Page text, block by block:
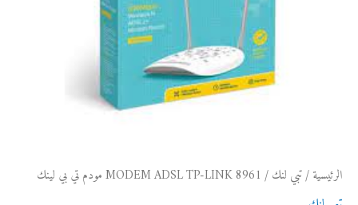
الرئيسية/تبي لنك/ MODEM ADSL TP-LINK 8961 مودم تي بي لينك